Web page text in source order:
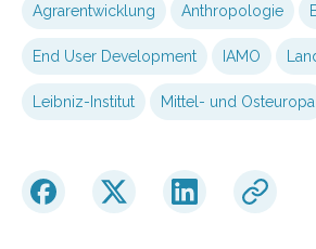
Agrarentwicklung Anthropologie
End User Development IAMO
Leibniz-Institut Mittel- und Osteuropa